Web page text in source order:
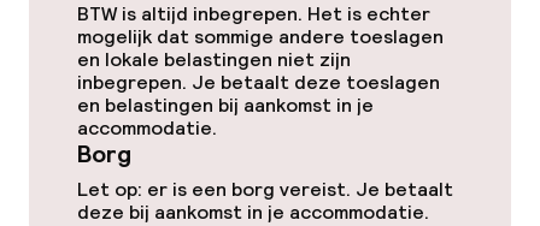
Conferentieruimte
Vergaderruimte
Beleid
BTW is altijd inbegrepen. Het is echter
mogelijk dat sommige andere toeslagen
en lokale belastingen niet zijn
inbegrepen. Je betaalt deze toeslagen
en belastingen bij aankomst in je
accommodatie.
Borg
Let op: er is een borg vereist. Je betaalt
deze bij aankomst in je accommodatie.